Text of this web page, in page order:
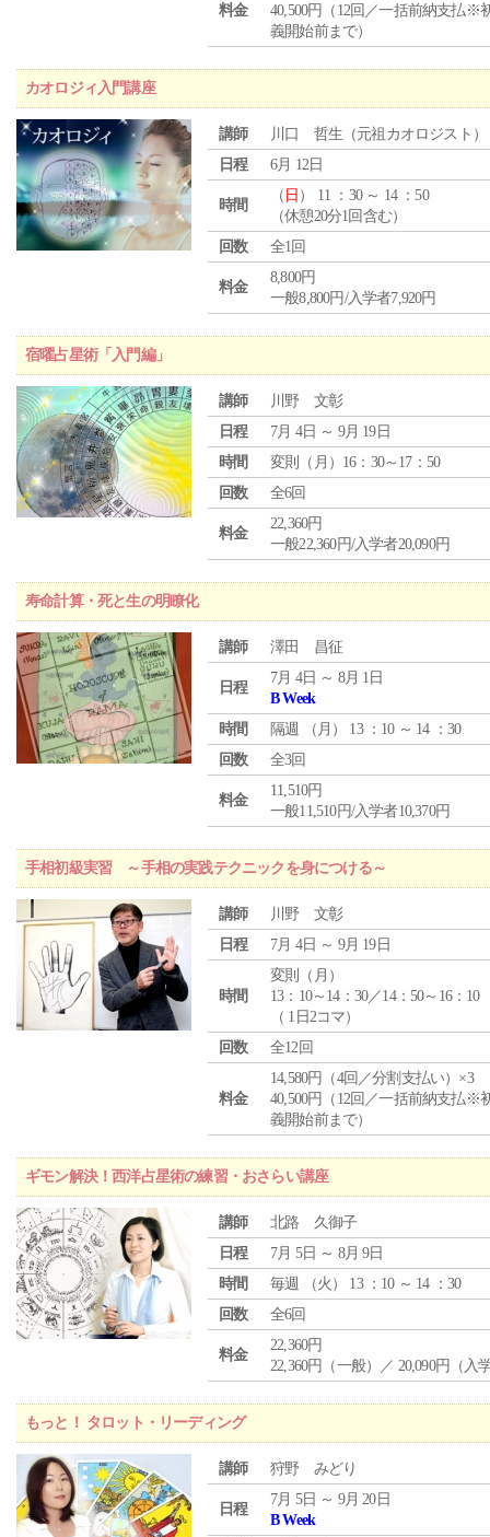
料金
40,500円（12回／一括前納支払※
義開始前まで）
カオロジィ入門講座
講師
川口 哲生（元祖カオロジスト）
日程
6月 12日
時間
（ 日 ） 11 ：30 ～ 14 ：50
（休憩20分1回含む）
回数
全1回
料金
8,800円
一般8,800円/入学者7,920円
宿曜占星術「入門編」
講師
川野 文彰
日程
7月 4日 ～ 9月 19日
時間
変則（月）16：30～17：50
回数
全6回
料金
22,360円
一般22,360円/入学者20,090円
寿命計算・死と生の明瞭化
講師 澤田 昌征
日程
7月 4日 ～ 8月 1日
B Week
時間
隔週 （ 月 ） 13 ：10 ～ 14 ：30
回数
全3回
料金
11,510円
一般11,510円/入学者10,370円
手相初級実習 ～手相の実践テクニックを身につける～
講師
川野 文彰
日程
7月 4日 ～ 9月 19日
時間
変則（月）
13：10～14：30／14：50～16：10
（ 1日2コマ）
回数
全12回
料金
14,580円（4回／分割支払い）×3
40,500円（12回／一括前納支払※
義開始前まで）
ギモン解決！西洋占星術の練習・おさらい講座
講師
北路 久御子
日程
7月 5日 ～ 8月 9日
時間
毎週 （火 ） 13 ：10 ～ 14 ：30
回数
全6回
料金
22,360円
22,360円（一般）／ 20,090円（入
もっと！ タロット・リーディング
講師 狩野 みどり
日程
7月 5日 ～ 9月 20日
B Week